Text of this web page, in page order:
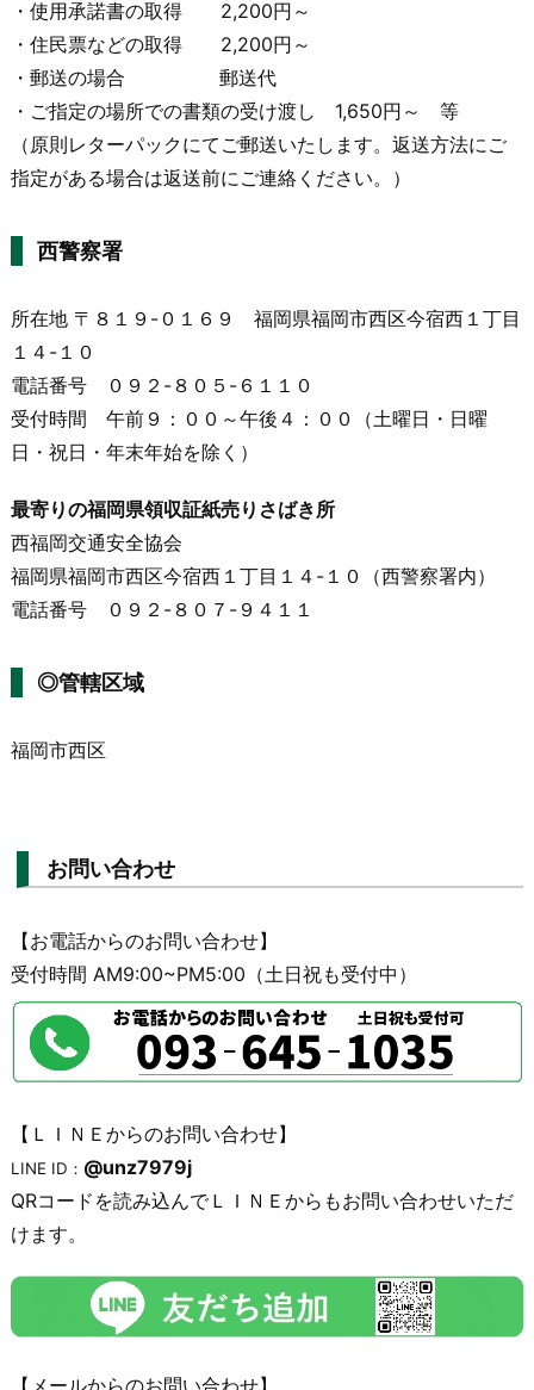
・使用承諾書の取得 2,200円～
・住民票などの取得 2,200円～
・郵送の場合 郵送代
・ご指定の場所での書類の受け渡し 1,650円～ 等
（原則レターパックにてご郵送いたします。返送方法にご
指定がある場合は返送前にご連絡ください。）
西警察署
所在地 〒８１９-０１６９ 福岡県福岡市西区今宿西１丁目
１４-１０
電話番号 ０９２-８０５-６１１０
受付時間 午前９：００～午後４：００（土曜日・日曜
日・祝日・年末年始を除く）
最寄りの福岡県領収証紙売りさばき所
西福岡交通安全協会
福岡県福岡市西区今宿西１丁目１４-１０（西警察署内）
電話番号 ０９２-８０７-９４１１
◎管轄区域
福岡市西区
お問い合わせ
【お電話からのお問い合わせ】
受付時間 AM9:00~PM5:00（土日祝も受付中）
【ＬＩＮＥからのお問い合わせ】
LINE ID： @unz7979j
QRコードを読み込んでＬＩＮＥからもお問い合わせいただ
けます。
【メールからのお問い合わせ】